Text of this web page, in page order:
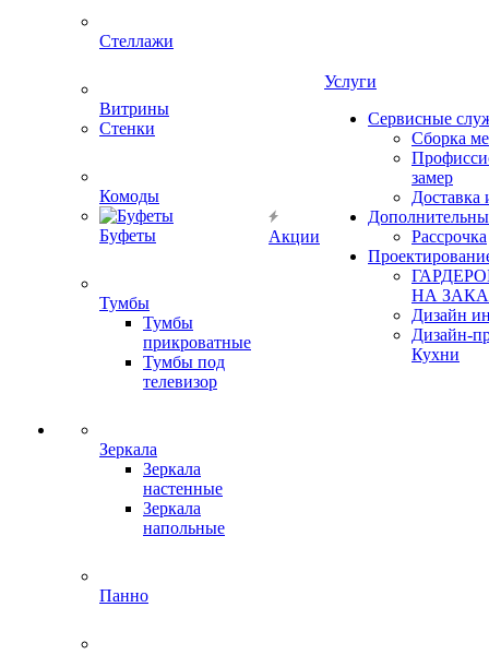
Стеллажи
Витрины
Стенки
Комоды
Буфеты
Тумбы
Тумбы
прикроватные
Тумбы под
телевизор
Зеркала
Зеркала
настенные
Зеркала
напольные
Панно
Акции
Услуги
Сервисные
Сборка
замер
Доставка
Рассрочка
НА
Дизайн
Дизайн-
Кухни